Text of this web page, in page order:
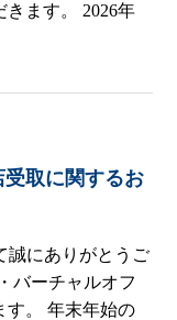
ます。 2026年
受取に関するお
誠にありがとうご
バーチャルオフ
す。 年末年始の